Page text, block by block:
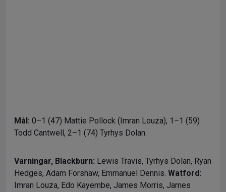
Mål: 0–1 (47) Mattie Pollock (Imran Louza), 1–1 (59)
Todd Cantwell, 2–1 (74) Tyrhys Dolan.
Varningar, Blackburn: Lewis Travis, Tyrhys Dolan, Ryan
Hedges, Adam Forshaw, Emmanuel Dennis. Watford:
Imran Louza, Edo Kayembe, James Morris, James